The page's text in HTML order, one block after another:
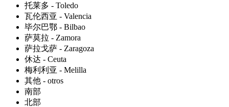
托莱多 - Toledo
瓦伦西亚 - Valencia
毕尔巴鄂 - Bilbao
萨莫拉 - Zamora
萨拉戈萨 - Zaragoza
休达 - Ceuta
梅利利亚 - Melilla
其他 - otros
南部
北部